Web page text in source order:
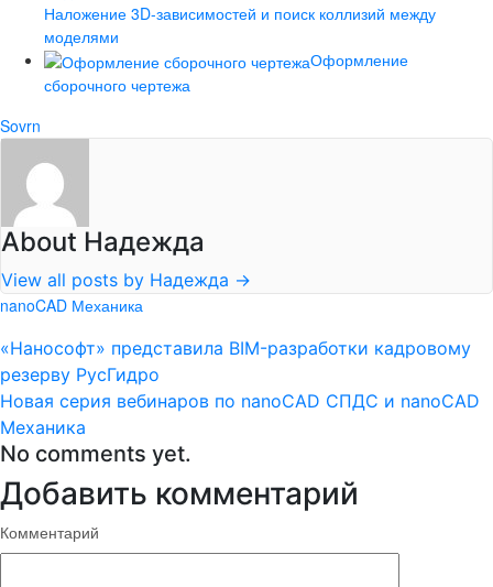
Наложение 3D-зависимостей и поиск коллизий между
моделями
Оформление
сборочного чертежа
Sovrn
About Надежда
View all posts by Надежда →
nanoCAD Механика
«Нанософт» представила BIM-разработки кадровому
резерву РусГидро
Новая серия вебинаров по nanoCAD СПДС и nanoCAD
Механика
No comments yet.
Добавить комментарий
Комментарий